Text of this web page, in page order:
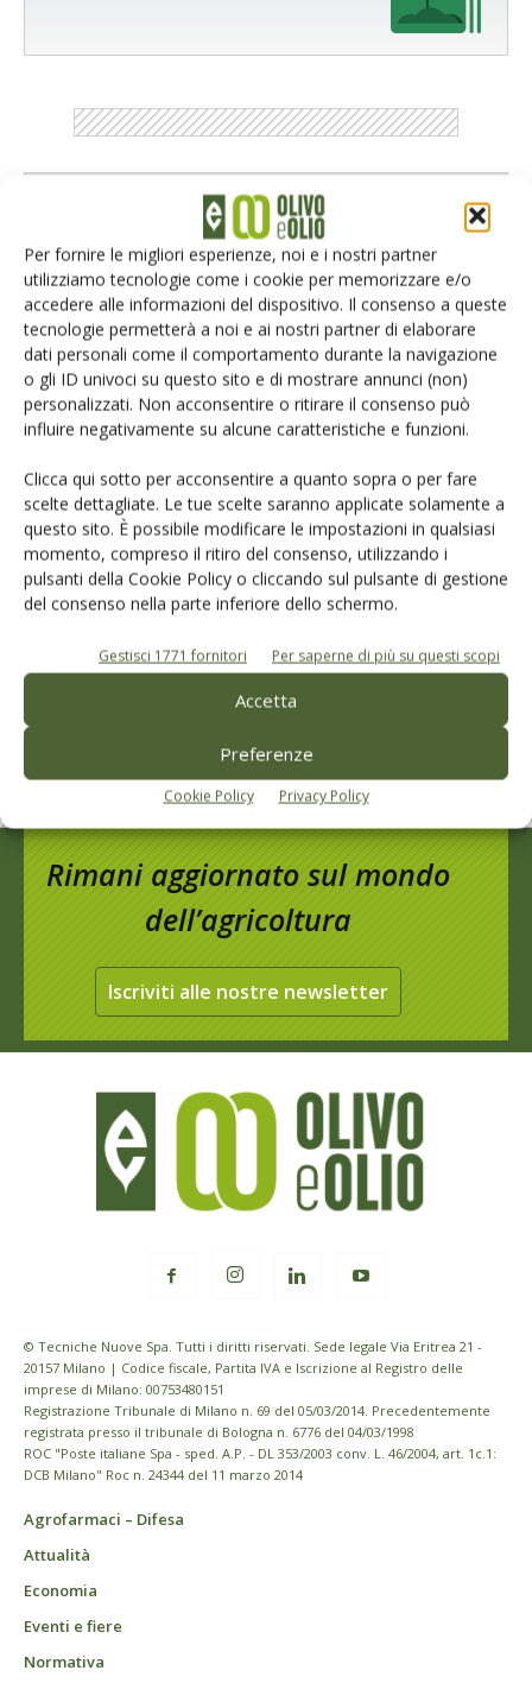
Per fornire le migliori esperienze, noi e i nostri partner
utilizziamo tecnologie come i cookie per memorizzare e/o
accedere alle informazioni del dispositivo. Il consenso a queste
tecnologie permetterà a noi e ai nostri partner di elaborare
dati personali come il comportamento durante la navigazione
o gli ID univoci su questo sito e di mostrare annunci (non)
personalizzati. Non acconsentire o ritirare il consenso può
influire negativamente su alcune caratteristiche e funzioni.
Clicca qui sotto per acconsentire a quanto sopra o per fare
scelte dettagliate. Le tue scelte saranno applicate solamente a
questo sito. È possibile modificare le impostazioni in qualsiasi
momento, compreso il ritiro del consenso, utilizzando i
pulsanti della Cookie Policy o cliccando sul pulsante di gestione
del consenso nella parte inferiore dello schermo.
Gestisci 1771 fornitori Per saperne di più su questi scopi
Accetta
Preferenze
Cookie Policy Privacy Policy
Catalogo Aziende e Prodotti
Un modo semplice per cercare un'azienda o un
prodotto!
Cerca adesso
L'Esperto risponde
I consigli di Terra e Vita agli agricoltori
Cerca adesso
Rimani aggiornato sul mondo
dell’agricoltura
Iscriviti alle nostre newsletter
© Tecniche Nuove Spa. Tutti i diritti riservati. Sede legale Via Eritrea 21 -
20157 Milano | Codice fiscale, Partita IVA e Iscrizione al Registro delle
imprese di Milano: 00753480151
Registrazione Tribunale di Milano n. 69 del 05/03/2014. Precedentemente
registrata presso il tribunale di Bologna n. 6776 del 04/03/1998
ROC "Poste italiane Spa - sped. A.P. - DL 353/2003 conv. L. 46/2004, art. 1c.1:
DCB Milano" Roc n. 24344 del 11 marzo 2014
Agrofarmaci – Difesa
Attualità
Economia
Eventi e fiere
Normativa